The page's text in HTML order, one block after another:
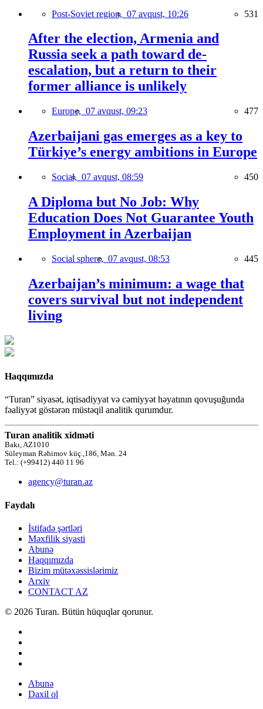
Post-Soviet region, 07 avqust, 10:26 531
After the election, Armenia and
Russia seek a path toward de-
escalation, but a return to their
former alliance is unlikely
Europe, 07 avqust, 09:23 477
Azerbaijani gas emerges as a key to
Türkiye’s energy ambitions in Europe
Social, 07 avqust, 08:59 450
A Diploma but No Job: Why
Education Does Not Guarantee Youth
Employment in Azerbaijan
Social sphere, 07 avqust, 08:53 445
Azerbaijan’s minimum: a wage that
covers survival but not independent
living
Haqqımızda
“Turan” siyasət, iqtisadiyyat və cəmiyyət həyatının qovuşuğunda
fəaliyyət göstərən müstəqil analitik qurumdur.
Turan analitik xidməti
Bakı, AZ1010
Süleyman Rəhimov küç.,186, Mən. 24
Tel.: (+99412) 440 11 96
agency@turan.az
Faydalı
İstifadə şərtləri
Məxfilik siyasti
Abunə
Haqqımızda
Bizim mütəxəssislərimiz
Arxiv
CONTACT AZ
© 2026 Turan. Bütün hüquqlar qorunur.
Abunə
Daxil ol